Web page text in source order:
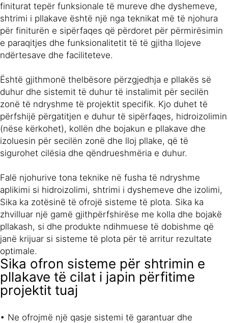
finiturat tepër funksionale të mureve dhe dyshemeve,
shtrimi i pllakave është një nga teknikat më të njohura
për finiturën e sipërfaqes që përdoret për përmirësimin
e paraqitjes dhe funksionalitetit të të gjitha llojeve
ndërtesave dhe faciliteteve.
Është gjithmonë thelbësore përzgjedhja e pllakës së
duhur dhe sistemit të duhur të instalimit për secilën
zonë të ndryshme të projektit specifik. Kjo duhet të
përfshijë përgatitjen e duhur të sipërfaqes, hidroizolimin
(nëse kërkohet), kollën dhe bojakun e pllakave dhe
izoluesin për secilën zonë dhe lloj pllake, që të
sigurohet cilësia dhe qëndrueshmëria e duhur.
Falë njohurive tona teknike në fusha të ndryshme
aplikimi si hidroizolimi, shtrimi i dyshemeve dhe izolimi,
Sika ka zotësinë të ofrojë sisteme të plota. Sika ka
zhvilluar një gamë gjithpërfshirëse me kolla dhe bojakë
pllakash, si dhe produkte ndihmuese të dobishme që
janë krijuar si sisteme të plota për të arritur rezultate
optimale.
Sika ofron sisteme për shtrimin e
pllakave të cilat i japin përfitime
projektit tuaj
• Ne ofrojmë një qasje sistemi të garantuar dhe